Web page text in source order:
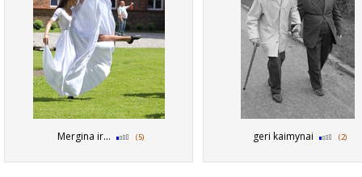
Mergina ir... (5) geri kaimynai (2)